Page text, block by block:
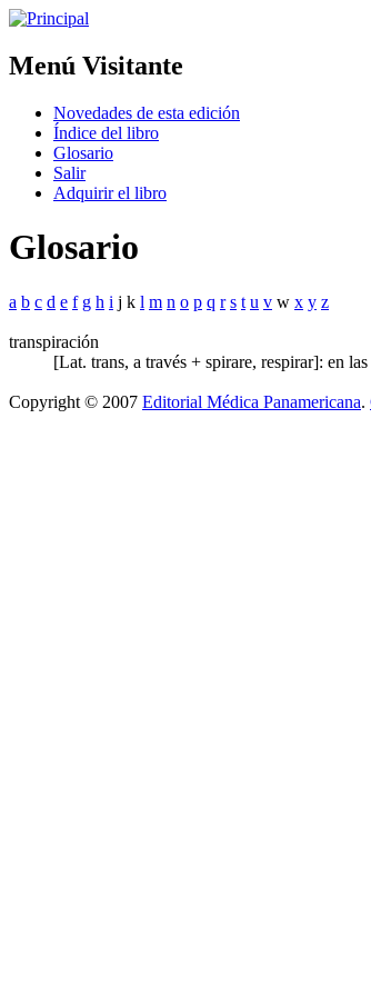
Menú Visitante
Novedades de esta edición
Índice del libro
Glosario
Salir
Adquirir el libro
Glosario
a b c d e f g h i j k l m n o p q r s t u v w x y z
transpiración
[Lat. trans, a través + spirare, respirar]: en
Copyright © 2007 Editorial Médica Panamericana.